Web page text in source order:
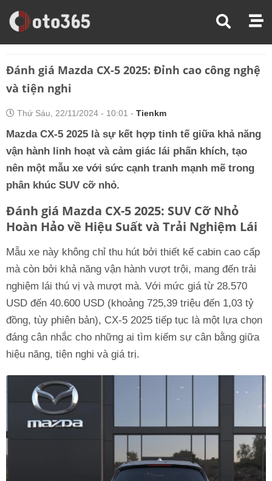
Trang Chủ
Đánh Giá Xe
Đánh giá Mazda CX-5 2025: Đỉnh cao công nghệ
và tiện nghi
Thứ Sáu, 22/11/2024 - 10:01 - Tienkm
Mazda CX-5 2025 là sự kết hợp tinh tế giữa khả năng
vận hành linh hoạt và cảm giác lái phấn khích, tạo
nên một mẫu xe với sức cạnh tranh mạnh mẽ trong
phân khúc SUV cỡ nhỏ.
Đánh giá Mazda CX-5 2025: SUV Cỡ Nhỏ
Hoàn Hảo về Hiệu Suất và Trải Nghiệm Lái
Mẫu xe này không chỉ thu hút bởi thiết kế cabin cao cấp
mà còn bởi khả năng vận hành vượt trội, mang đến trải
nghiệm lái thú vị và mượt mà. Với mức giá từ 28.570
USD đến 40.600 USD (khoảng 725,39 triệu đến 1,03 tỷ
đồng, tùy phiên bản), CX-5 2025 tiếp tục là một lựa chọn
đáng cân nhắc cho những ai tìm kiếm sự cân bằng giữa
hiệu năng, tiện nghi và giá trị.